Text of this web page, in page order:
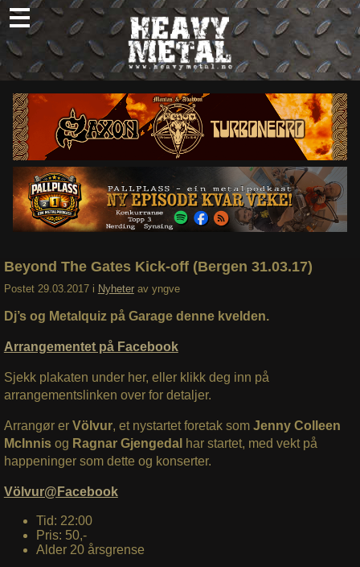
Skip
to
content
Nyheter
Omtaler
Intervjuer
Om oss
Abonner
Søk
Beyond The Gates Kick-off (Bergen 31.03.17)
Postet 29.03.2017 i Nyheter av yngve
Dj’s og Metalquiz på Garage denne kvelden.
Arrangementet på Facebook
Sjekk plakaten under her, eller klikk deg inn på
arrangementslinken over for detaljer.
Arrangør er Völvur, et nystartet foretak som Jenny Colleen
McInnisog Ragnar Gjengedal har startet, med vekt på
happeninger som dette og konserter.
Völvur@Facebook
Tid: 22:00
Pris: 50,-
Alder 20 årsgrense